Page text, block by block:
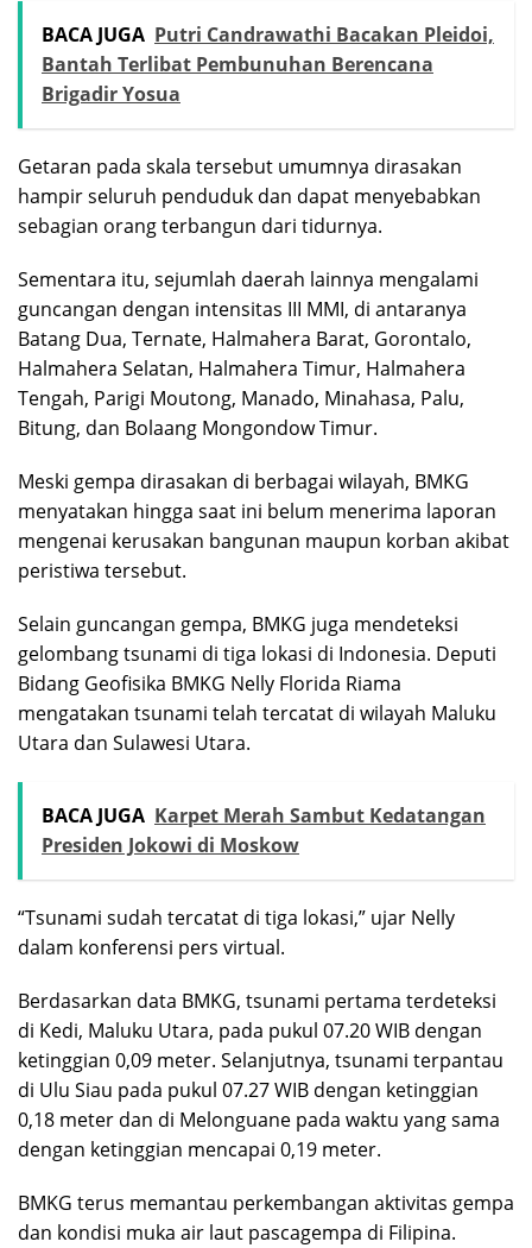
BACA JUGA Putri Candrawathi Bacakan Pleidoi,
Bantah Terlibat Pembunuhan Berencana
Brigadir Yosua
Getaran pada skala tersebut umumnya dirasakan
hampir seluruh penduduk dan dapat menyebabkan
sebagian orang terbangun dari tidurnya.
Sementara itu, sejumlah daerah lainnya mengalami
guncangan dengan intensitas III MMI, di antaranya
Batang Dua, Ternate, Halmahera Barat, Gorontalo,
Halmahera Selatan, Halmahera Timur, Halmahera
Tengah, Parigi Moutong, Manado, Minahasa, Palu,
Bitung, dan Bolaang Mongondow Timur.
Meski gempa dirasakan di berbagai wilayah, BMKG
menyatakan hingga saat ini belum menerima laporan
mengenai kerusakan bangunan maupun korban akibat
peristiwa tersebut.
Selain guncangan gempa, BMKG juga mendeteksi
gelombang tsunami di tiga lokasi di Indonesia. Deputi
Bidang Geofisika BMKG Nelly Florida Riama
mengatakan tsunami telah tercatat di wilayah Maluku
Utara dan Sulawesi Utara.
BACA JUGA Karpet Merah Sambut Kedatangan
Presiden Jokowi di Moskow
“Tsunami sudah tercatat di tiga lokasi,” ujar Nelly
dalam konferensi pers virtual.
Berdasarkan data BMKG, tsunami pertama terdeteksi
di Kedi, Maluku Utara, pada pukul 07.20 WIB dengan
ketinggian 0,09 meter. Selanjutnya, tsunami terpantau
di Ulu Siau pada pukul 07.27 WIB dengan ketinggian
0,18 meter dan di Melonguane pada waktu yang sama
dengan ketinggian mencapai 0,19 meter.
BMKG terus memantau perkembangan aktivitas gempa
dan kondisi muka air laut pascagempa di Filipina.